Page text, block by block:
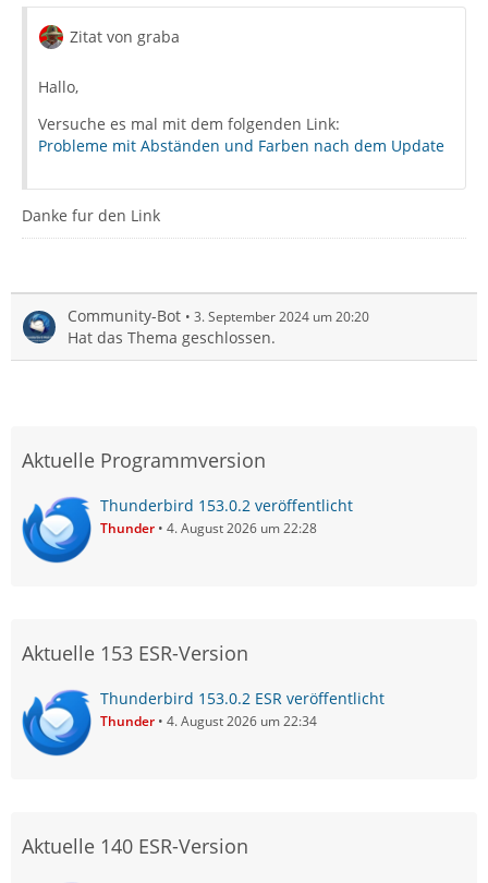
Zitat von graba
Hallo,
Versuche es mal mit dem folgenden Link:
Probleme mit Abständen und Farben nach dem Update
Danke fur den Link
Community-Bot 3. September 2024 um 20:20
Hat das Thema geschlossen.
Aktuelle Programmversion
Thunderbird 153.0.2 veröffentlicht
Thunder 4. August 2026 um 22:28
Aktuelle 153 ESR-Version
Thunderbird 153.0.2 ESR veröffentlicht
Thunder 4. August 2026 um 22:34
Aktuelle 140 ESR-Version